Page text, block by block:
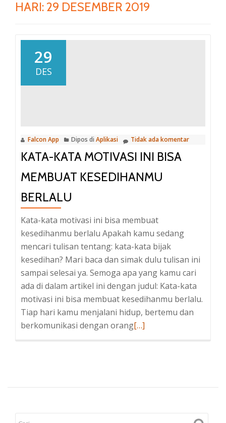
HARI: 29 DESEMBER 2019
29
DES
Falcon App Dipos di Aplikasi Tidak ada komentar
KATA-KATA MOTIVASI INI BISA
MEMBUAT KESEDIHANMU
BERLALU
Kata-kata motivasi ini bisa membuat
kesedihanmu berlalu Apakah kamu sedang
mencari tulisan tentang: kata-kata bijak
kesedihan? Mari baca dan simak dulu tulisan ini
sampai selesai ya. Semoga apa yang kamu cari
ada di dalam artikel ini dengan judul: Kata-kata
motivasi ini bisa membuat kesedihanmu berlalu.
Tiap hari kamu menjalani hidup, bertemu dan
berkomunikasi dengan orangBaca
ini
membuat
[…]